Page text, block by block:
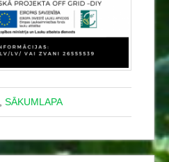
SĀKUMLAPA